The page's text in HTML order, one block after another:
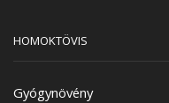
HOMOKTÖVIS
Gyógynövény